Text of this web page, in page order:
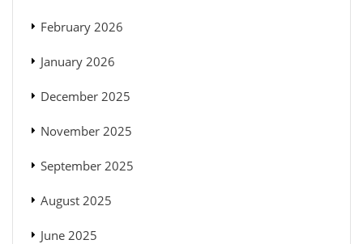
February 2026
January 2026
December 2025
November 2025
September 2025
August 2025
June 2025